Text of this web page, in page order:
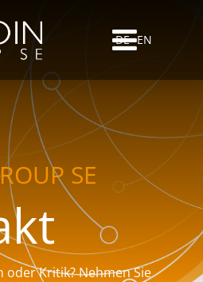
DE EN
SE
oder Kritik? Nehmen Sie